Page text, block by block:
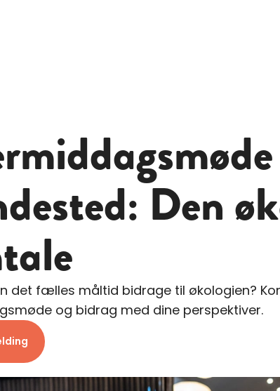
Den
det fælles måltid bidrage til økologien?
og bidrag med dine perspektiver.